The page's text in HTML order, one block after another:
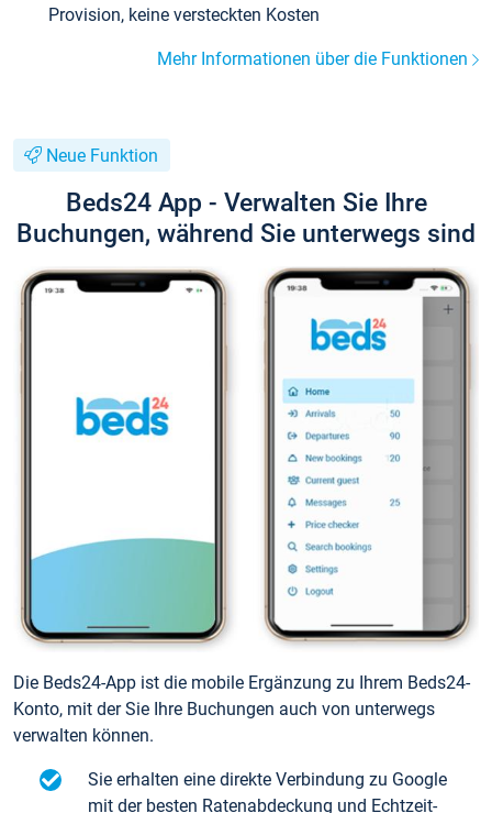
Provision, keine versteckten Kosten
Mehr Informationen über die Funktionen
Neue Funktion
Beds24 App - Verwalten Sie Ihre
Buchungen, während Sie unterwegs sind
Die Beds24-App ist die mobile Ergänzung zu Ihrem Beds24-
Konto, mit der Sie Ihre Buchungen auch von unterwegs
verwalten können.
Sie erhalten eine direkte Verbindung zu Google
mit der besten Ratenabdeckung und Echtzeit-